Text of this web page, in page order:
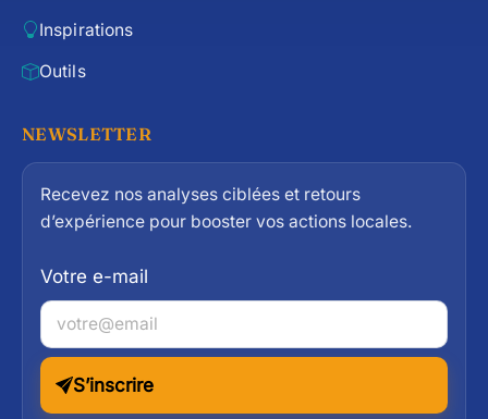
Inspirations
Outils
NEWSLETTER
Recevez nos analyses ciblées et retours
d’expérience pour booster vos actions locales.
Votre e-mail
S’inscrire